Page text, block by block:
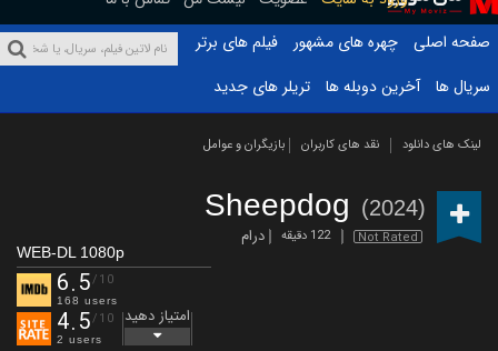
صفحه اصلی
چهره های مشهور
فیلم های برتر
سریال ها
آخرین دوبله ها تریلر های جدید
لینک های دانلود نقد های کاربران بازیگران و عوامل
Sheepdog (2024)
Not Rated 122 دقیقه درام
WEB-DL 1080p
6.5/10
168 users
4.5/10
2 users
امتیاز دهید